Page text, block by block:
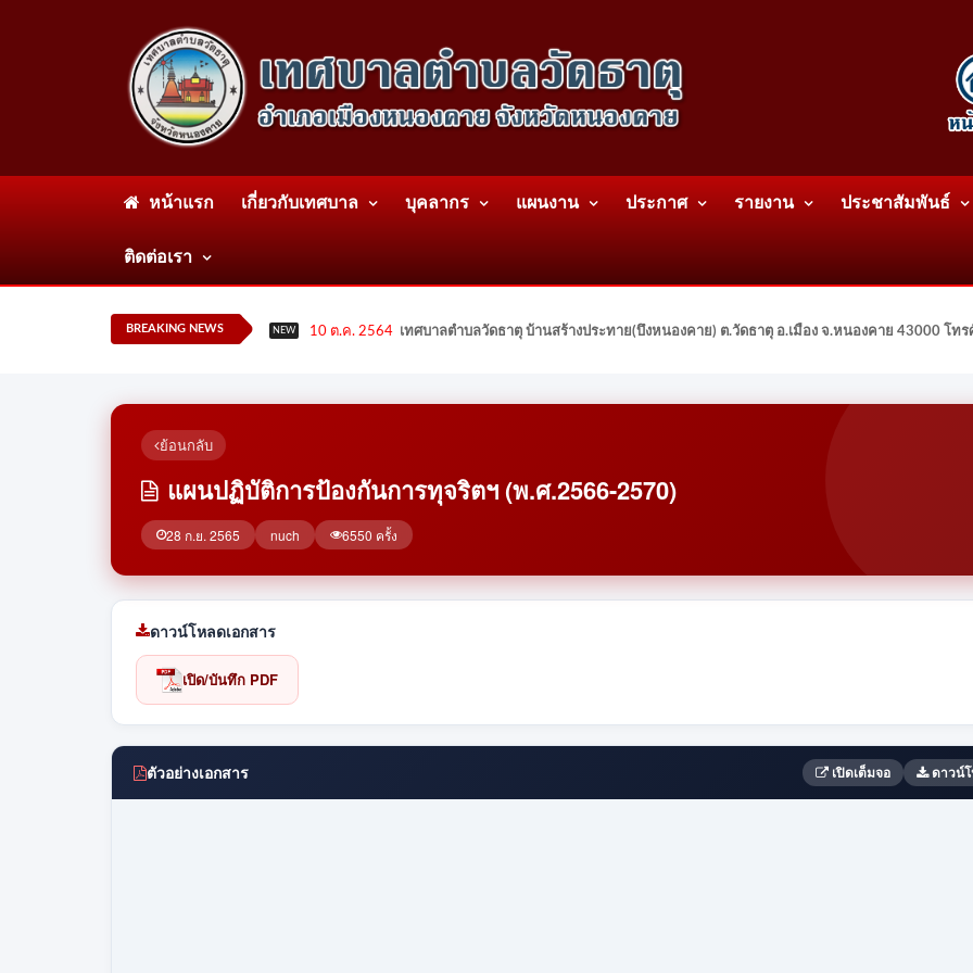
หน้าแรก เกี่ยวกับเทศบาล บุคลากร แผนงาน ประกาศ รายงาน ประชาสัมพันธ์
ติดต่อเรา
BREAKING NEWS NEW 10 ต.ค. 2564 เทศบาลตำบลวัดธาตุ บ้านสร้างประทาย(บึงหนองคาย) ต.วัดธาตุ อ.เมือง จ.หนองคาย 43000 โ
ย้อนกลับ
แผนปฏิบัติการป้องกันการทุจริตฯ (พ.ศ.2566-2570)
28 ก.ย. 2565 nuch 6550 ครั้ง
ดาวน์โหลดเอกสาร
เปิด/บันทึก PDF
ตัวอย่างเอกสาร เปิดเต็มจอ ดาวน์